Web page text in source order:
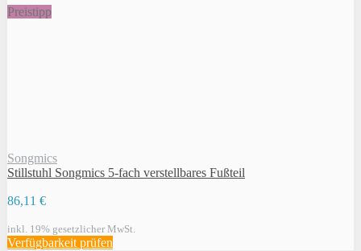
Preistipp
Songmics
Stillstuhl Songmics 5-fach verstellbares Fußteil
86,11 €
inkl. 19% gesetzlicher MwSt.
Verfügbarkeit prüfen